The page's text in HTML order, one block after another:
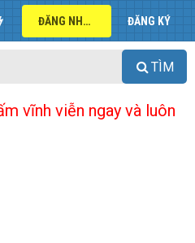
ĐĂNG NHẬP ĐĂNG KÝ
TÌM
vĩnh viễn ngay và luôn